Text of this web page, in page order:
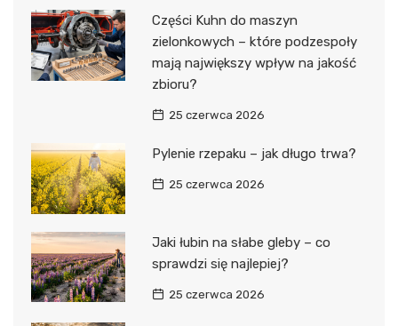
Części Kuhn do maszyn
zielonkowych – które podzespoły
mają największy wpływ na jakość
zbioru?
25 czerwca 2026
Pylenie rzepaku – jak długo trwa?
25 czerwca 2026
Jaki łubin na słabe gleby – co
sprawdzi się najlepiej?
25 czerwca 2026